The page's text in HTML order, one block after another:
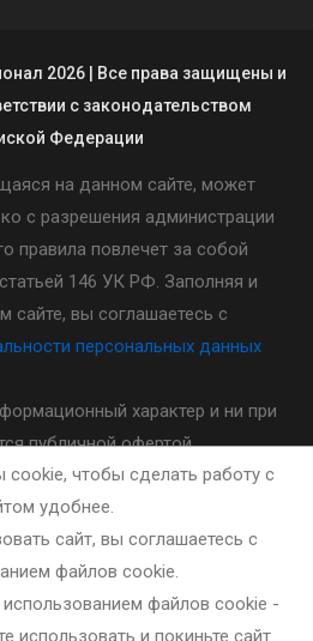
2026 | Все права защищены и
с законодательством
Федерации
на данном сайте, может
с разрешения администрации
правила повлечет за собой
146 УК РФ. Заполняя и
сайте, вы соглашаетесь с
персональных данных
характер и ни при
публичной офертой,
статьи 437(2) Гражданского
Стоимость, порядок и
услуг указанных на сайте
автошколы.
чтобы сделать работу с
удобнее.
сайт, вы соглашаетесь с
файлов cookie.
файлов cookie -
использовать и покиньте сайт.